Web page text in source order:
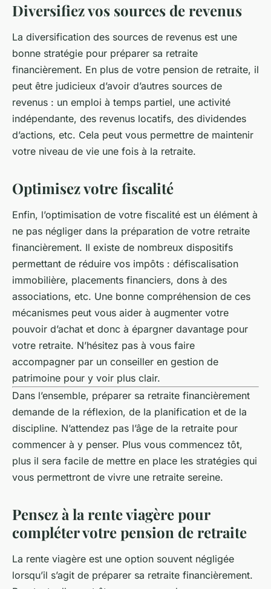
Diversifiez vos sources de revenus
La diversification des sources de revenus est une
bonne stratégie pour préparer sa retraite
financièrement. En plus de votre pension de retraite, il
peut être judicieux d’avoir d’autres sources de
revenus : un emploi à temps partiel, une activité
indépendante, des revenus locatifs, des dividendes
d’actions, etc. Cela peut vous permettre de maintenir
votre niveau de vie une fois à la retraite.
Optimisez votre fiscalité
Enfin, l’optimisation de votre fiscalité est un élément à
ne pas négliger dans la préparation de votre retraite
financièrement. Il existe de nombreux dispositifs
permettant de réduire vos impôts : défiscalisation
immobilière, placements financiers, dons à des
associations, etc. Une bonne compréhension de ces
mécanismes peut vous aider à augmenter votre
pouvoir d’achat et donc à épargner davantage pour
votre retraite. N’hésitez pas à vous faire
accompagner par un conseiller en gestion de
patrimoine pour y voir plus clair.
Dans l’ensemble, préparer sa retraite financièrement
demande de la réflexion, de la planification et de la
discipline. N’attendez pas l’âge de la retraite pour
commencer à y penser. Plus vous commencez tôt,
plus il sera facile de mettre en place les stratégies qui
vous permettront de vivre une retraite sereine.
Pensez à la rente viagère pour
compléter votre pension de retraite
La rente viagère est une option souvent négligée
lorsqu’il s’agit de préparer sa retraite financièrement.